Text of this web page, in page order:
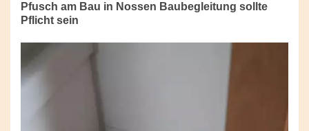
Pfusch am Bau in Nossen Baubegleitung sollte
Pflicht sein